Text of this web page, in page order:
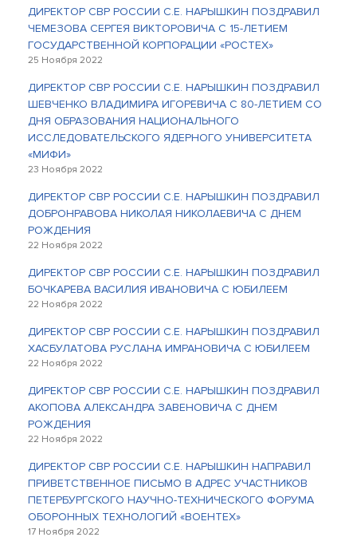
ДИРЕКТОР СВР РОССИИ С.Е. НАРЫШКИН ПОЗДРАВИЛ
ЧЕМЕЗОВА СЕРГЕЯ ВИКТОРОВИЧА С 15-ЛЕТИЕМ
ГОСУДАРСТВЕННОЙ КОРПОРАЦИИ «РОСТЕХ»
25 Ноября 2022
ДИРЕКТОР СВР РОССИИ С.Е. НАРЫШКИН ПОЗДРАВИЛ
ШЕВЧЕНКО ВЛАДИМИРА ИГОРЕВИЧА С 80-ЛЕТИЕМ СО
ДНЯ ОБРАЗОВАНИЯ НАЦИОНАЛЬНОГО
ИССЛЕДОВАТЕЛЬСКОГО ЯДЕРНОГО УНИВЕРСИТЕТА
«МИФИ»
23 Ноября 2022
ДИРЕКТОР СВР РОССИИ С.Е. НАРЫШКИН ПОЗДРАВИЛ
ДОБРОНРАВОВА НИКОЛАЯ НИКОЛАЕВИЧА С ДНЕМ
РОЖДЕНИЯ
22 Ноября 2022
ДИРЕКТОР СВР РОССИИ С.Е. НАРЫШКИН ПОЗДРАВИЛ
БОЧКАРЕВА ВАСИЛИЯ ИВАНОВИЧА С ЮБИЛЕЕМ
22 Ноября 2022
ДИРЕКТОР СВР РОССИИ С.Е. НАРЫШКИН ПОЗДРАВИЛ
ХАСБУЛАТОВА РУСЛАНА ИМРАНОВИЧА С ЮБИЛЕЕМ
22 Ноября 2022
ДИРЕКТОР СВР РОССИИ С.Е. НАРЫШКИН ПОЗДРАВИЛ
АКОПОВА АЛЕКСАНДРА ЗАВЕНОВИЧА С ДНЕМ
РОЖДЕНИЯ
22 Ноября 2022
ДИРЕКТОР СВР РОССИИ С.Е. НАРЫШКИН НАПРАВИЛ
ПРИВЕТСТВЕННОЕ ПИСЬМО В АДРЕС УЧАСТНИКОВ
ПЕТЕРБУРГСКОГО НАУЧНО-ТЕХНИЧЕСКОГО ФОРУМА
ОБОРОННЫХ ТЕХНОЛОГИЙ «ВОЕНТЕХ»
17 Ноября 2022